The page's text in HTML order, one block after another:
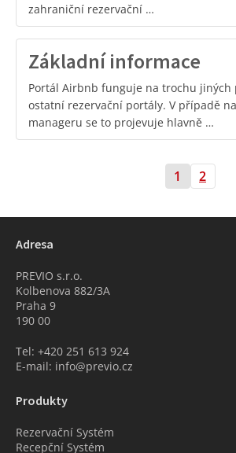
zahraniční rezervační …
Základní informace
Portál Airbnb funguje na trochu jiných
ostatní rezervační portály. V případě
manageru se to projevuje hlavně …
1 2
Adresa
PREVIO s.r.o.
Kolbenova 882/3A
Praha 9
190 00
Tel: +420 251 613 924
E-mail: info@previo.cz
Produkty
Rezervační Systém
Recepční Systém